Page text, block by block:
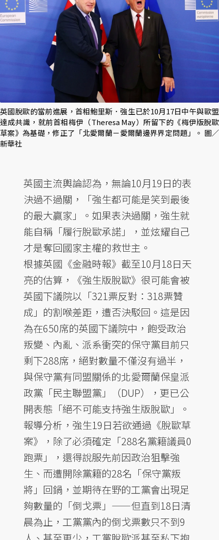
英國脫歐的當前進展，首相鮑里斯．強生已於10月17日中午與歐盟
達成共識，就前首相梅伊（Theresa May）所留下的《梅伊版脫歐
草案》為基礎，修正了「北愛爾蘭－愛爾蘭邊界界定問題」。 圖／
新華社
英國主流輿論認為，無論10月19日的表
決過不過關，「強生都可能是笑到最後
的最大贏家」。如果表決過關，強生就
能自稱「履行脫歐承諾」，並炫耀自己
才是奪回國家主權的救世主。
根據英國《金融時報》截至10月18日天
亮的估算，《強生版脫歐》很可能會被
英國下議院以「321票反對：318票贊
成」的割喉差距，遭否決駁回。這是因
為在650席的英國下議院中，飽受政治
叛變、內亂、派系衝突的保守黨目前只
剩下288席，絕對數量不僅沒有過半，
與保守黨有同盟關係的北愛爾蘭保皇派
政黨「民主聯盟黨」（DUP），更已公
開表態「絕不可能支持強生版脫歐」。
報導分析，強生19日若欲通過《脫歐草
案》，除了必須確定「288名黨籍議員0
跑票」，還得說服先前因政治狙擊強
生、而遭開除黨籍的28名「保守黨叛
將」回鍋，並期待在野的工黨會出現足
夠數量的「倒戈票」——但直到18日清
晨為止，工黨黨內的倒戈票數只不到9